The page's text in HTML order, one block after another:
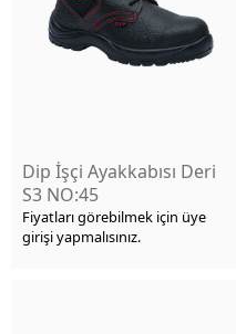
Dip İşçi Ayakkabısı Deri
S3 NO:45
Fiyatları görebilmek için üye
girişi yapmalısınız.